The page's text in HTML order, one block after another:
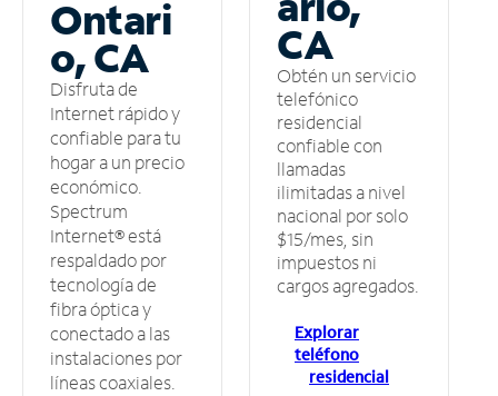
Ontari
o, CA
Disfruta de
Internet rápido y
confiable para tu
hogar a un precio
económico.
Spectrum
Internet® está
respaldado por
tecnología de
fibra óptica y
conectado a las
instalaciones por
líneas coaxiales.
CA
Obtén un servicio
telefónico
residencial
confiable con
llamadas
ilimitadas a nivel
nacional por solo
$15/mes, sin
impuestos ni
cargos agregados.
Explorar
teléfono
residencial